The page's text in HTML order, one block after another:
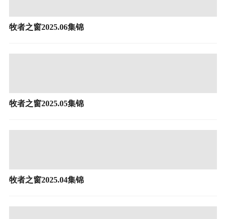
牧者之窗2025.06集锦
牧者之窗2025.05集锦
牧者之窗2025.04集锦